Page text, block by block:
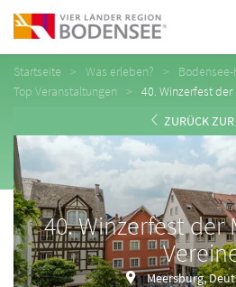
Startseite Was erleben?
Top Veranstaltungen
40. Winzerfest
ZURÜCK
40. Winzerfest der
Meersburg,